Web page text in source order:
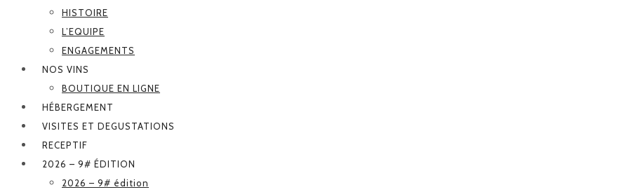
HISTOIRE
L’EQUIPE
ENGAGEMENTS
NOS VINS
BOUTIQUE EN LIGNE
HÉBERGEMENT
VISITES ET DEGUSTATIONS
RECEPTIF
2026 – 9# ÉDITION
2026 – 9# édition